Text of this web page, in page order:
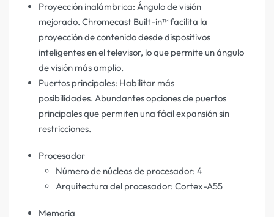
Proyección inalámbrica: Ángulo de visión
mejorado. Chromecast Built-in™ facilita la
proyección de contenido desde dispositivos
inteligentes en el televisor, lo que permite un ángulo
de visión más amplio.
Puertos principales: Habilitar más
posibilidades. Abundantes opciones de puertos
principales que permiten una fácil expansión sin
restricciones.
Procesador
Número de núcleos de procesador: 4
Arquitectura del procesador: Cortex-A55
Memoria